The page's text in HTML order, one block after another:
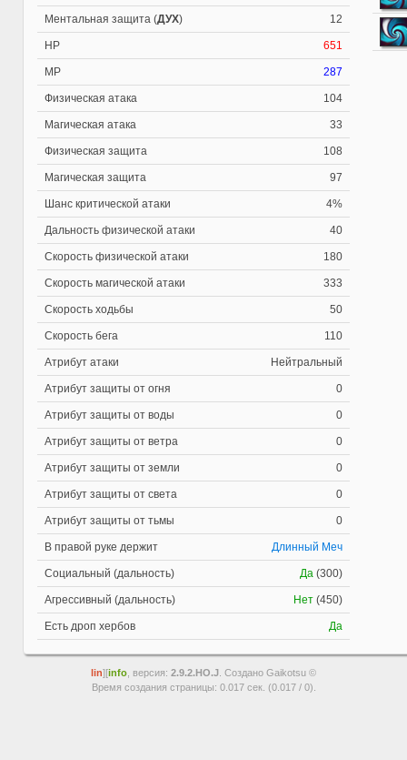
Ментальная защита (ДУХ) 12
HP 651
MP 287
Физическая атака 104
Магическая атака 33
Физическая защита 108
Магическая защита 97
Шанс критической атаки 4%
Дальность физической атаки 40
Скорость физической атаки 180
Скорость магической атаки 333
Скорость ходьбы 50
Скорость бега 110
Атрибут атаки Нейтральный
Атрибут защиты от огня 0
Атрибут защиты от воды 0
Атрибут защиты от ветра 0
Атрибут защиты от земли 0
Атрибут защиты от света 0
Атрибут защиты от тьмы 0
В правой руке держит Длинный Меч
Социальный (дальность) Да (300)
Агрессивный (дальность) Нет (450)
Есть дроп хербов Да
lin][info , версия: 2.9.2.HO.J . Создано Gaikotsu ©
Время создания страницы: 0.017 сек. (0.017 / 0).